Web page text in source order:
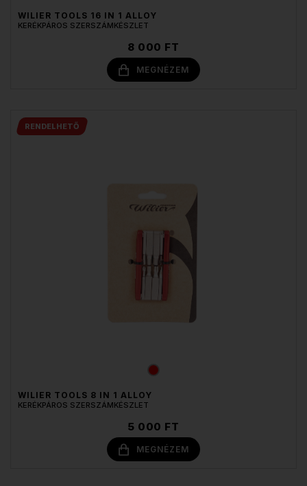
WILIER TOOLS 16 IN 1 ALLOY
KERÉKPÁROS SZERSZÁMKÉSZLET
8 000 FT
MEGNÉZEM
RENDELHETŐ
WILIER TOOLS 8 IN 1 ALLOY
KERÉKPÁROS SZERSZÁMKÉSZLET
5 000 FT
MEGNÉZEM